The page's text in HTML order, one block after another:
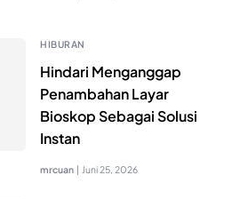
HIBURAN
Hindari Menganggap
Penambahan Layar
Bioskop Sebagai Solusi
Instan
mrcuan | Juni 25, 2026